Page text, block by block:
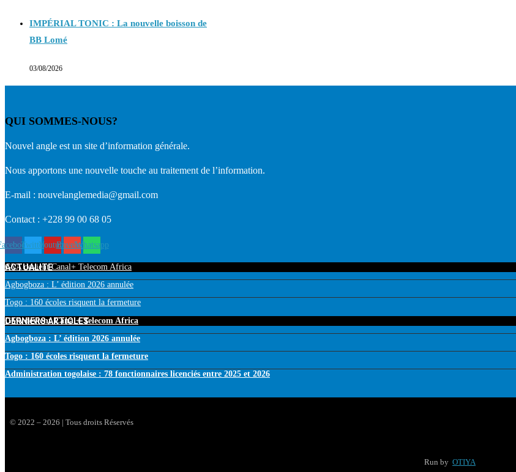
IMPÉRIAL TONIC : La nouvelle boisson de
BB Lomé
03/08/2026
QUI SOMMES-NOUS?
Nouvel angle est un site d’information générale.
Nous apportons une nouvelle touche au traitement de l’information.
E-mail : nouvelanglemedia@gmail.com
Contact : +228 99 00 68 05
TwitterYoutubeEnvelopeWhatsapp
ACTUALITE
GVA devient Canal+ Telecom Africa
Agbogboza : L’ édition 2026 annulée
Togo : 160 écoles risquent la fermeture
DERNIERS ARTICLES
GVA devient Canal+ Telecom Africa
Agbogboza : L’ édition 2026 annulée
Togo : 160 écoles risquent la fermeture
Administration togolaise : 78 fonctionnaires licenciés entre 2025 et 2026
© 2022 – 2026 | Tous droits Réservés
Run by OTIYA